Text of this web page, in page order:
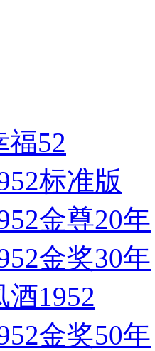
福52
标准版
金尊20年
金奖30年
酒1952
金奖50年